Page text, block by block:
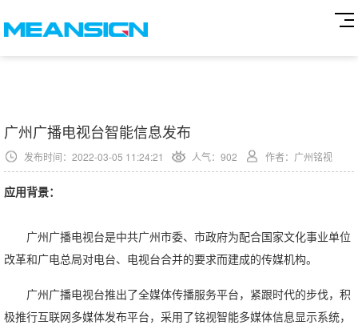
广州广播电视台智能信息发布
发布时间：2022-03-05 11:24:21 人气： 902 作者：广州铭视
应用背景：
广州广播电视台是中共广州市委、市政府为配合国家文化事业单位
改革和广电总局对电台、电视台合并的要求而建成的传媒机构。
广州广播电视台推出了全媒体传播服务平台，紧跟时代的步伐，积
极推行互联网多媒体发布平台，采用了铭视智能多媒体信息显示系统，